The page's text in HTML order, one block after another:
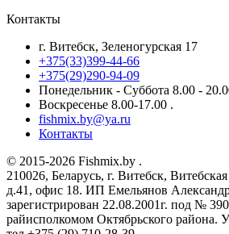
Контакты
г. Витебск, Зеленогурская 17
+375(33)399-44-66
+375(29)290-94-09
Понедельник - Суббота 8.00 -
Воскресенье 8.00-17.00 .
fishmix.by@ya.ru
Контакты
© 2015-2026 Fishmix.by .
210026, Беларусь, г. Витебск,
д.41, офис 18. ИП Емельянов
зарегистрирован 22.08.2001г. под №
райисполкомом Октябрьского района.